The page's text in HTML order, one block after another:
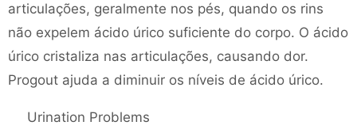
articulações, geralmente nos pés, quando os rins
não expelem ácido úrico suficiente do corpo. O ácido
úrico cristaliza nas articulações, causando dor.
Progout ajuda a diminuir os níveis de ácido úrico.
Urination Problems